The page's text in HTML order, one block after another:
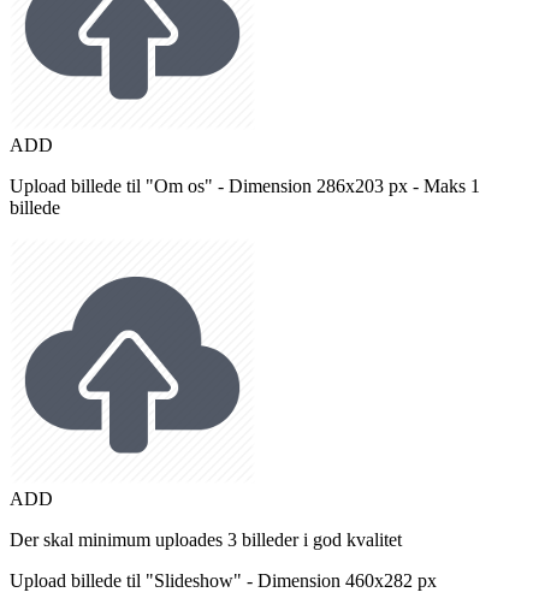
ADD
Upload billede til "Om os" - Dimension 286x203 px - Maks 1
billede
ADD
Der skal minimum uploades 3 billeder i god kvalitet
Upload billede til "Slideshow" - Dimension 460x282 px